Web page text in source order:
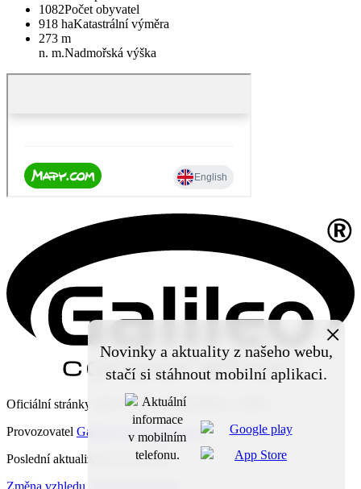
Novinky a aktuality z našeho webu,
stačí si stáhnout mobilní aplikaci.
×
1082Počet obyvatel
918 haKatastrální výměra
273 m
n. m.Nadmořská výška
Oficiální stránky obce Čechy pod Kosířem © 2026
Provozovatel Galileo Corporation s.r.o.
Poslední aktualizace: 6. 8. 2026
Změna vzhledu